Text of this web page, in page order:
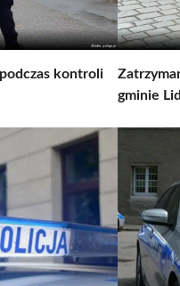
kontroli
gminie